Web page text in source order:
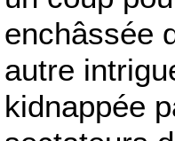
enchâssée
autre
kidnappée